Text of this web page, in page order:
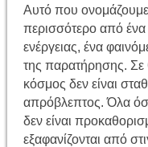
Αυτό που ονομάζουμε
περισσότερο από
ενέργειας, ένα
της παρατήρησης. Σε
κόσμος δεν είναι
απρόβλεπτος. Όλα
δεν είναι
εξαφανίζονται από